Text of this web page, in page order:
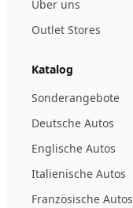
Über uns
Outlet Stores
Katalog
Sonderangebote
Deutsche Autos
Englische Autos
Italienische Autos
Französische Autos